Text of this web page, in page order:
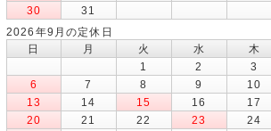
30
31
2026年9月の定休日
日
月 火 水 木
1
2 3
6
7 8 9 10
13
14 15 16 17
20
21 22 23 24